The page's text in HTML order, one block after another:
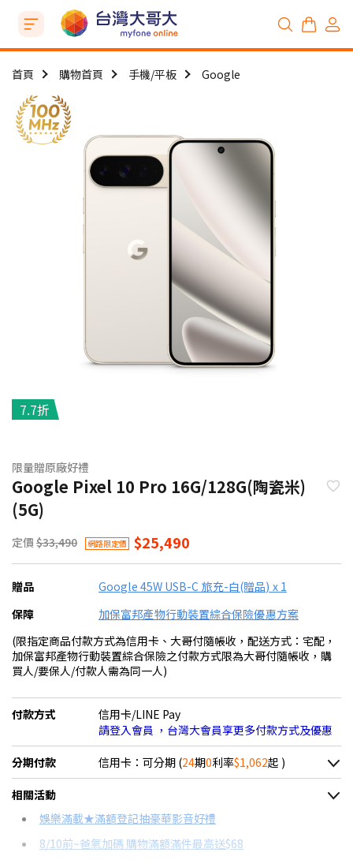
首頁 購物首頁 手機/平板 Google
7.7折
限量贈原廠好禮
Google Pixel 10 Pro 16G/128G(陶瓷米)
(5G)
定價 $33,490 網路限定價 $25,490
贈品
Google 45W USB-C 旅充-白(贈品) x 1
保障
加保富邦產物行動裝置綜合保險優惠方案
(限指定商品付款方式為信用卡、大哥付隨帳收，配送方式：宅配，
加保富邦產物行動裝置綜合保險之付款方式限為大哥付隨帳收，購
買人/要保人/付款人需為同一人)
付款方式
信用卡/LINE Pay
請登入會員 ，台灣大會員享更多付款方式及優惠
分期付款 信用卡：可分期 (24期0利率$1,062起 )
＊實際可分期數、適用利率，請以購物車顯示為主
信用卡分期
分期數 每期金額 配合銀行/業者
相關活動
娛樂滿載★滿額登記抽豪華影音好禮
8/10前~爸氣加碼 購物滿額滿件最高送$68